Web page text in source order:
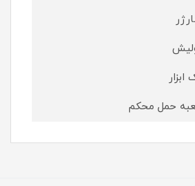
ابزار
حمل محکم